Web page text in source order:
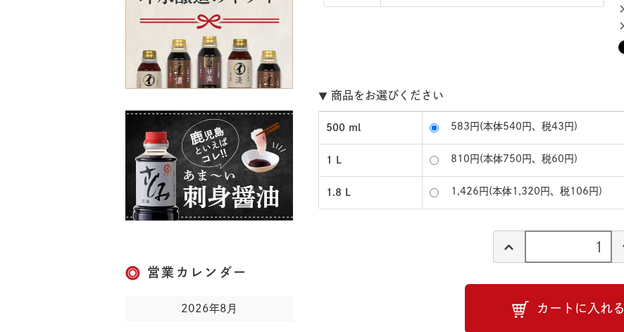
▼ 商品をお選びください
500 ml 583円(本体540円、税43円)
1 L 810円(本体750円、税60円)
1.8 L 1,426円(本体1,320円、税106円)
カートに入れる
営業カレンダー
2026年8月